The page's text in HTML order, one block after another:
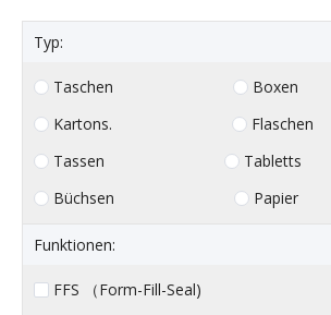
Typ:
Taschen
Boxen
Kartons.
Flaschen
Tassen
Tabletts
Büchsen
Papier
Funktionen:
FFS （Form-Fill-Seal)